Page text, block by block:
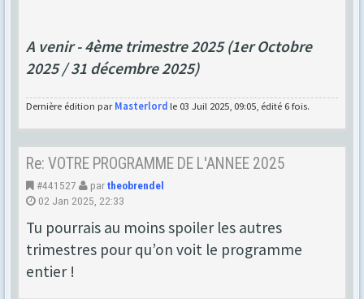
A venir - 4ème trimestre 2025 (1er Octobre
2025 / 31 décembre 2025)
Dernière édition parMasterlordle 03 Juil 2025, 09:05, édité 6 fois.
Re: VOTRE PROGRAMME DE L'ANNEE 2025
#441527 partheobrendel
02 Jan 2025, 22:33
Tu pourrais au moins spoiler les autres
trimestres pour qu’on voit le programme
entier !